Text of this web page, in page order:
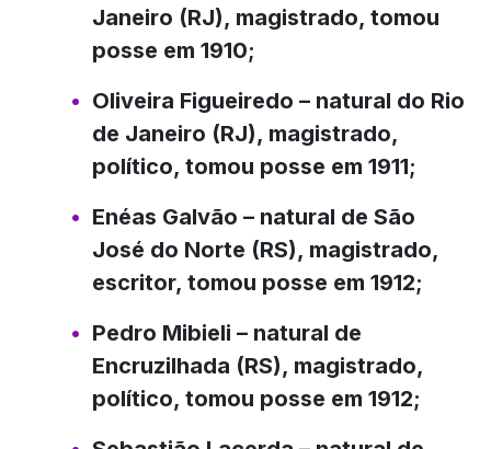
Janeiro (RJ), magistrado, tomou
posse em 1910;
Oliveira Figueiredo – natural do Rio
de Janeiro (RJ), magistrado,
político, tomou posse em 1911;
Enéas Galvão – natural de São
José do Norte (RS), magistrado,
escritor, tomou posse em 1912;
Pedro Mibieli – natural de
Encruzilhada (RS), magistrado,
político, tomou posse em 1912;